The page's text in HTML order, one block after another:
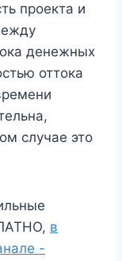
проекта и
денежных
оттока
случае это
в
-